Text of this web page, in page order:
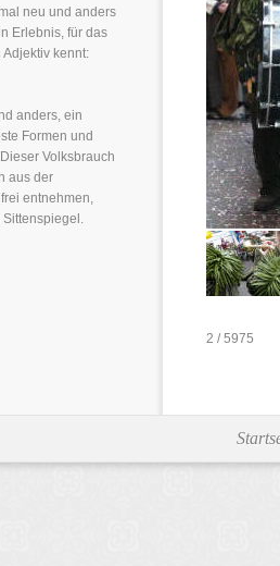
neu und anders
Erlebnis, für das
kennt:
anders, ein
Formen und
Volksbrauch
aus der
entnehmen,
Sittenspiegel.
2 / 5975